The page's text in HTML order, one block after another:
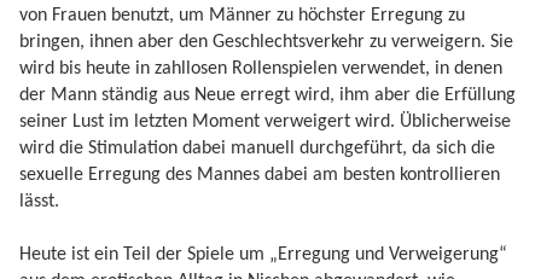
von Frauen benutzt, um Männer zu höchster Erregung zu
bringen, ihnen aber den Geschlechtsverkehr zu verweigern. Sie
wird bis heute in zahllosen Rollenspielen verwendet, in denen
der Mann ständig aus Neue erregt wird, ihm aber die Erfüllung
seiner Lust im letzten Moment verweigert wird. Üblicherweise
wird die Stimulation dabei manuell durchgeführt, da sich die
sexuelle Erregung des Mannes dabei am besten kontrollieren
lässt.
Heute ist ein Teil der Spiele um „Erregung und Verweigerung“